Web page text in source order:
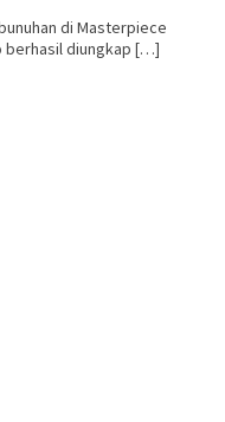
di Masterpiece
berhasil diungkap […]